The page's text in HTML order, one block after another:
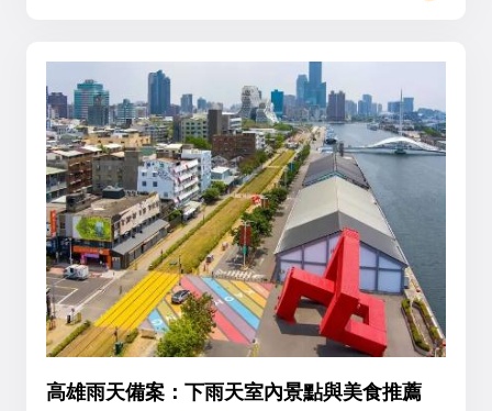
高雄雨天備案：下雨天室內景點與美食推薦